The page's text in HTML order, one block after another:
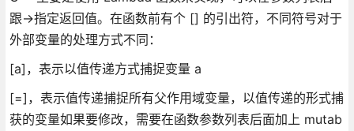
跟->指定返回值。在函数前有个 [] 的引出符，不同符号对于
外部变量的处理方式不同：
[a]，表示以值传递方式捕捉变量 a
[=]，表示值传递捕捉所有父作用域变量，以值传递的形式捕
获的变量如果要修改，需要在函数参数列表后面加上 mutab